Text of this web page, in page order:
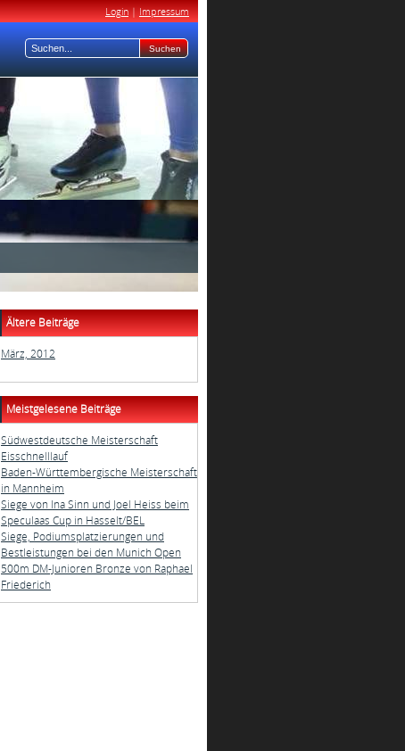
Login|Impressum
Ältere Beiträge
März, 2012
Meistgelesene Beiträge
Südwestdeutsche Meisterschaft
Eisschnelllauf
Baden-Württembergische Meisterschaft
in Mannheim
Siege von Ina Sinn und Joel Heiss beim
Speculaas Cup in Hasselt/BEL
Siege, Podiumsplatzierungen und
Bestleistungen bei den Munich Open
500m DM-Junioren Bronze von Raphael
Friederich